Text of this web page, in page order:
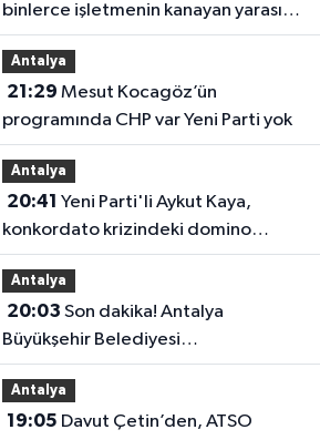
binlerce işletmenin kanayan yarasını
Meclis'e taşıdı
Antalya
21:29
programında CHP var Yeni Parti yok
Antalya
20:41
konkordato krizindeki domino
etkisini gözler önüne serdi
Antalya
20:03
Büyükşehir Belediyesi
soruşturmasında 2 şüpheli serbest
bırakıldı
Antalya
19:05